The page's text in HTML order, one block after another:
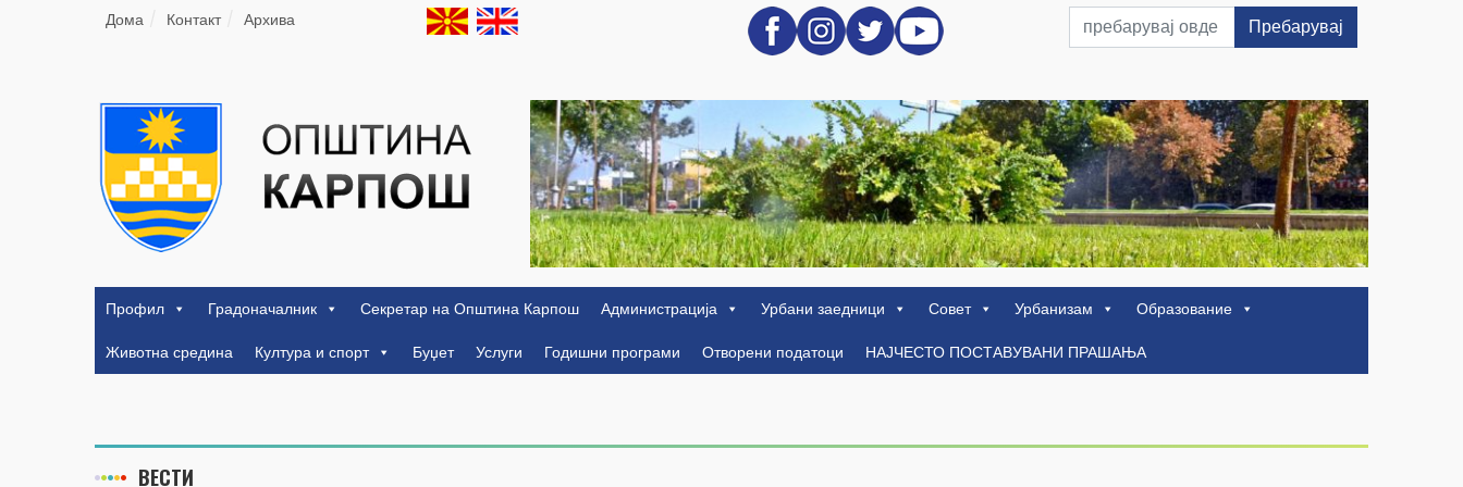
Дома Контакт Архива Пребарувај
Профил Градоначалник Секретар на Општина Карпош Администрација Урбани заедници Совет Урбанизам
Образование
Животна средина
Култура и спорт Буџет Услуги Годишни програми Отворени податоци НАЈЧЕСТО ПОСТАВУВАНИ ПРАШАЊА
ВЕСТИ